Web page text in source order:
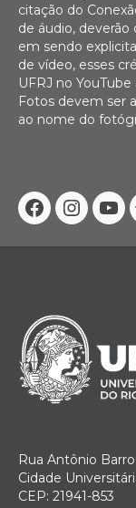
Facebook
citação do
de áudio, deverão
em sendo
de vídeo, esses
UFRJ no
Fotos devem ser
ao nome do
Rua Antônio
Cidade
CEP: 21941-853